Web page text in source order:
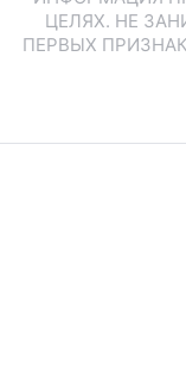
ЦЕЛЯХ. НЕ
ПЕРВЫХ